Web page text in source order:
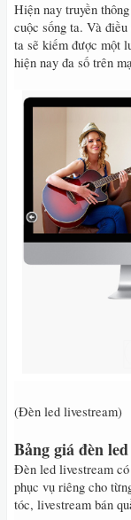
Hiện nay truyền
cuộc sống ta. Và
ta sẽ kiếm được một
hiện nay đa số trên
(Đèn led livestream)
Bảng giá đèn
Đèn led livestream
phục vụ riêng cho
tóc, livestream bán